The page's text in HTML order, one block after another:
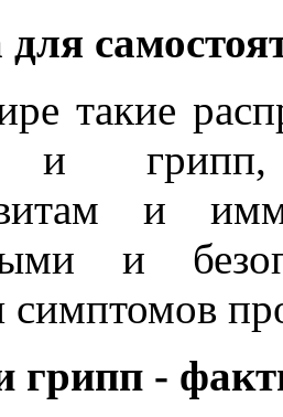
такие
и грипп,
и
и
симптомов
грипп -